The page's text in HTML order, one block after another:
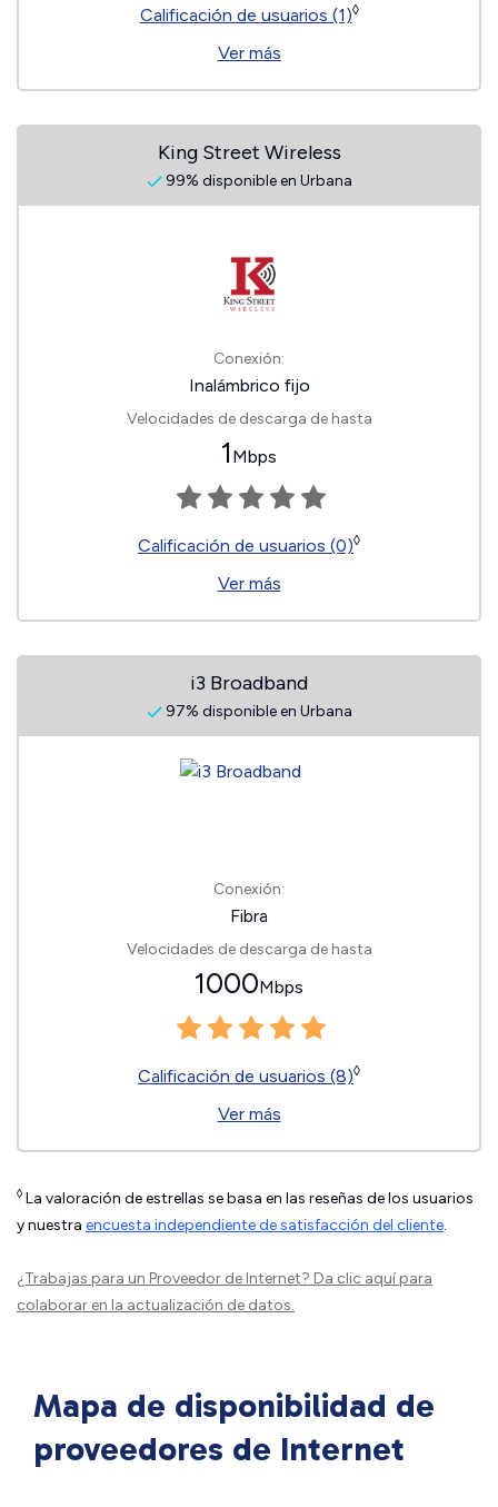
Calificación de usuarios (1)◊
Ver más
King Street Wireless
99% disponible en Urbana
Conexión:
Inalámbrico fijo
Velocidades de descarga de hasta
1 Mbps
Calificación de usuarios (0)◊
Ver más
i3 Broadband
97% disponible en Urbana
Conexión:
Fibra
Velocidades de descarga de hasta
1000Mbps
Calificación de usuarios (8)◊
Ver más
◊ La valoración de estrellas se basa en las reseñas de los usuarios
y nuestra encuesta independiente de satisfacción del cliente.
¿Trabajas para un Proveedor de Internet? Da clic aquípara
colaborar en la actualización de datos.
Mapa de disponibilidad de
proveedores de Internet